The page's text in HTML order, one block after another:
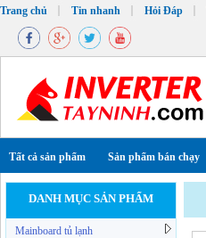
Trang chủ Tin nhanh Hỏi Đáp
Tất cả sản phẩm Sản phẩm bán chạy
DANH MỤC SẢN PHẨM
Mainboard tủ lạnh